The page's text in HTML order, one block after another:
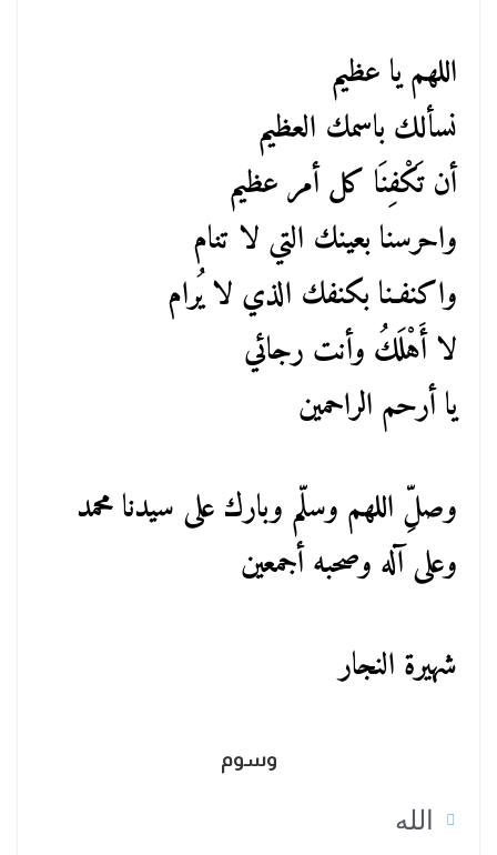
اللهم يا عظيم
نسألك باسمك العظيم
أن تَكْفِنَا كل أمر عظيم
واحرسنا بعينك التي لا تنام
واكنفـنا بكنفك الذي لا يُرام
لا أَهْلَكُ وأنت رجائي
يا أرحم الراحمين
وصلِّ اللهم وسلّم وبارك على سيدنا محمد
وعلى آله وصحبه أجمعين
شهيرة النجار
وسوم
الله